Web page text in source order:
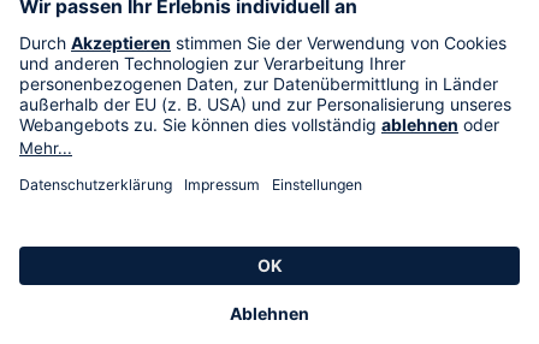
Im TV
HSE International